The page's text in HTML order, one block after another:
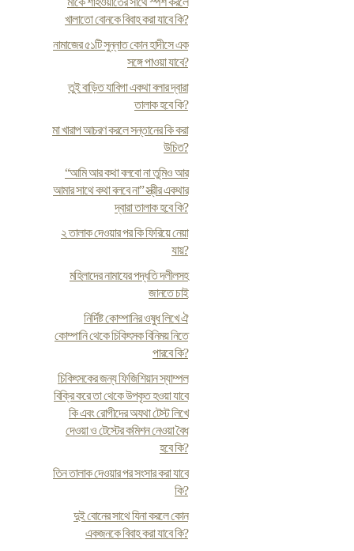
খালাতো বোনকে বিবাহ করা যাবে কি?
নামাজের ৫১টি সুন্নাত কোন হাদীসে এক
সঙ্গে পাওয়া যাবে?
তুই বাড়িত যাবিগা একথা বলার দ্বারা
তালাক হবে কি?
মা খারাপ আচরণ করলে সন্তানের কি করা
উচিত?
“আমি আর কথা বলবো না তুমিও আর
আমার সাথে কথা বলবে না” স্ত্রীর একথার
দ্বারা তালাক হবে কি?
২ তালাক দেওয়ার পর কি ফিরিয়ে নেয়া
যায়?
মহিলাদের নামাযের পদ্ধতি দলীলসহ
জানতে চাই
নির্দিষ্ট কোম্পানির ওষুধ লিখে ঐ
কোম্পানি থেকে চিকিৎসক বিনিময় নিতে
পারবে কি?
চিকিৎসকের জন্য ফিজিশিয়ান স্যাম্পল
বিক্রি করে তা থেকে উপকৃত হওয়া যাবে
কি এবং রোগীদের অযথা টেস্ট লিখে
দেওয়া ও টেস্টের কমিশন নেওয়া বৈধ
হবে কি?
তিন তালাক দেওয়ার পর সংসার করা যাবে
কি?
দুই বোনের সাথে যিনা করলে কোন
একজনকে বিবাহ করা যাবে কি?